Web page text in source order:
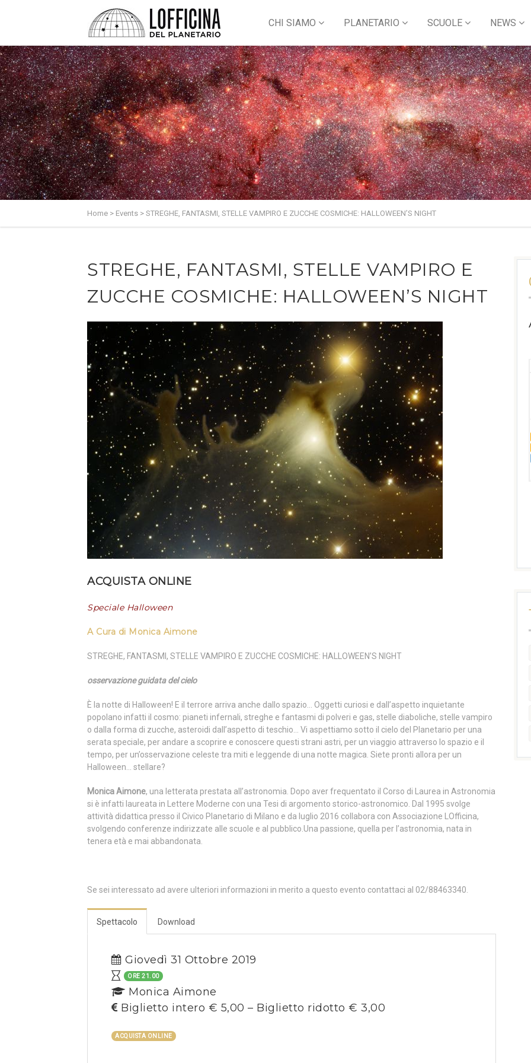
CHI SIAMO PLANETARIO SCUOLE NEWS
Home > Events > STREGHE, FANTASMI, STELLE VAMPIRO E ZUCCHE COSMICHE: HALLOWEEN’S NIGHT
STREGHE, FANTASMI, STELLE VAMPIRO E
ZUCCHE COSMICHE: HALLOWEEN’S NIGHT
ACQUISTA ONLINE
Speciale Halloween
A Cura di Monica Aimone
STREGHE, FANTASMI, STELLE VAMPIRO E ZUCCHE COSMICHE: HALLOWEEN’S NIGHT
osservazione guidata del cielo
È la notte di Halloween! E il terrore arriva anche dallo spazio… Oggetti curiosi e dall’aspetto inquietante
popolano infatti il cosmo: pianeti infernali, streghe e fantasmi di polveri e gas, stelle diaboliche, stelle vampiro
o dalla forma di zucche, asteroidi dall’aspetto di teschio… Vi aspettiamo sotto il cielo del Planetario per una
serata speciale, per andare a scoprire e conoscere questi strani astri, per un viaggio attraverso lo spazio e il
tempo, per un’osservazione celeste tra miti e leggende di una notte magica. Siete pronti allora per un
Halloween… stellare?
Monica Aimone, una letterata prestata all’astronomia. Dopo aver frequentato il Corso di Laurea in Astronomia
si è infatti laureata in Lettere Moderne con una Tesi di argomento storico-astronomico. Dal 1995 svolge
attività didattica presso il Civico Planetario di Milano e da luglio 2016 collabora con Associazione LOfficina,
svolgendo conferenze indirizzate alle scuole e al pubblico.Una passione, quella per l’astronomia, nata in
tenera età e mai abbandonata.
Se sei interessato ad avere ulteriori informazioni in merito a questo evento contattaci al 02/88463340.
Spettacolo Download
Giovedì 31 Ottobre 2019
ORE 21.00
Monica Aimone
Biglietto intero € 5,00 – Biglietto ridotto € 3,00
ACQUISTA ONLINE